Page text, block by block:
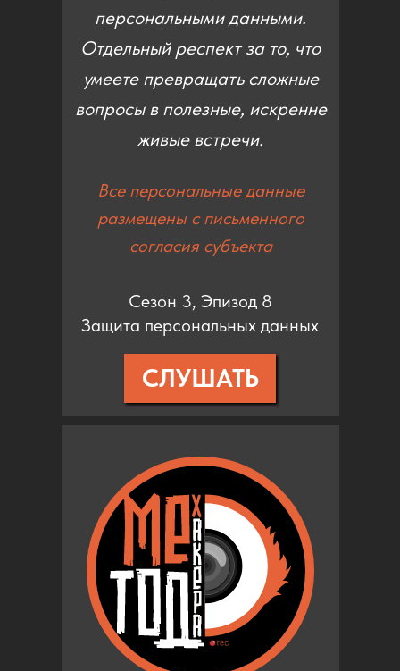
персональными данными.
Отдельный респект за то, что
умеете превращать сложные
вопросы в полезные, искренне
живые встречи.
Сезон 3, Эпизод 8
Защита персональных данных
СЛУШАТЬ
Все персональные данные
размещены с письменного
согласия субъекта